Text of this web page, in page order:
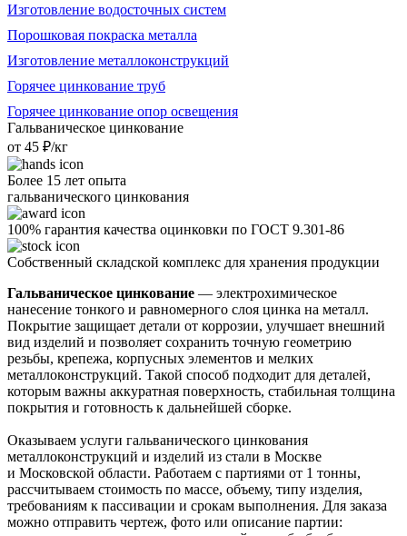
Изготовление водосточных систем
Порошковая покраска металла
Изготовление металлоконструкций
Горячее цинкование труб
Горячее цинкование опор освещения
Гальваническое цинкование
от 45 ₽/кг
Более 15 лет опыта
гальванического цинкования
100% гарантия качества оцинковки по ГОСТ 9.301-86
Собственный складской комплекс для хранения продукции
Гальваническое цинкование — электрохимическое
нанесение тонкого и равномерного слоя цинка на металл.
Покрытие защищает детали от коррозии, улучшает внешний
вид изделий и позволяет сохранить точную геометрию
резьбы, крепежа, корпусных элементов и мелких
металлоконструкций. Такой способ подходит для деталей,
которым важны аккуратная поверхность, стабильная толщина
покрытия и готовность к дальнейшей сборке.
Оказываем услуги гальванического цинкования
металлоконструкций и изделий из стали в Москве
и Московской области. Работаем с партиями от 1 тонны,
рассчитываем стоимость по массе, объему, типу изделия,
требованиям к пассивации и срокам выполнения. Для заказа
можно отправить чертеж, фото или описание партии: